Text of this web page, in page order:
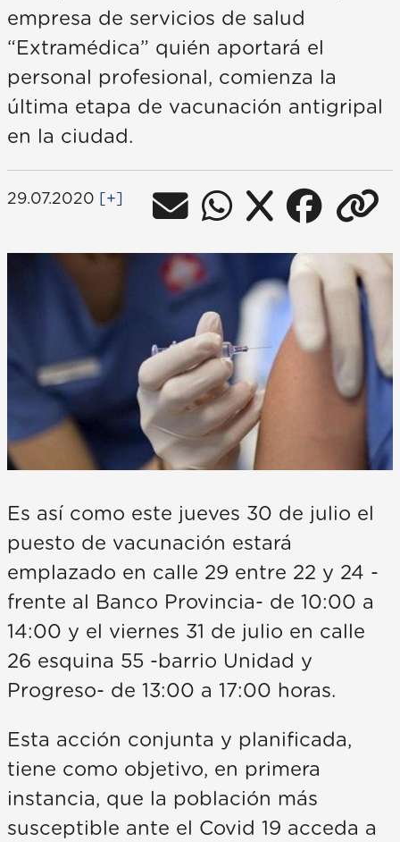
empresa de servicios de salud
“Extramédica” quién aportará el
personal profesional, comienza la
última etapa de vacunación antigripal
en la ciudad.
29.07.2020 [+]
Es así como este jueves 30 de julio el
puesto de vacunación estará
emplazado en calle 29 entre 22 y 24 -
frente al Banco Provincia- de 10:00 a
14:00 y el viernes 31 de julio en calle
26 esquina 55 -barrio Unidad y
Progreso- de 13:00 a 17:00 horas.
Esta acción conjunta y planificada,
tiene como objetivo, en primera
instancia, que la población más
susceptible ante el Covid 19 acceda a